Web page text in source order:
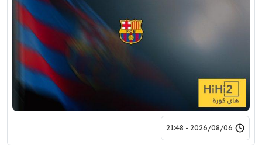
2026/08/06 - 21:48